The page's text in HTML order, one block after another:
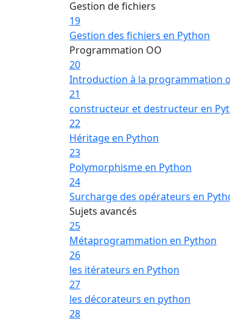
Gestion de fichiers
19
Gestion des fichiers en Python
Programmation OO
20
Introduction à la programmation
21
constructeur et destructeur en
22
Héritage en Python
23
Polymorphisme en Python
24
Surcharge des opérateurs en
Sujets avancés
25
Métaprogrammation en Python
26
les itérateurs en Python
27
les décorateurs en python
28